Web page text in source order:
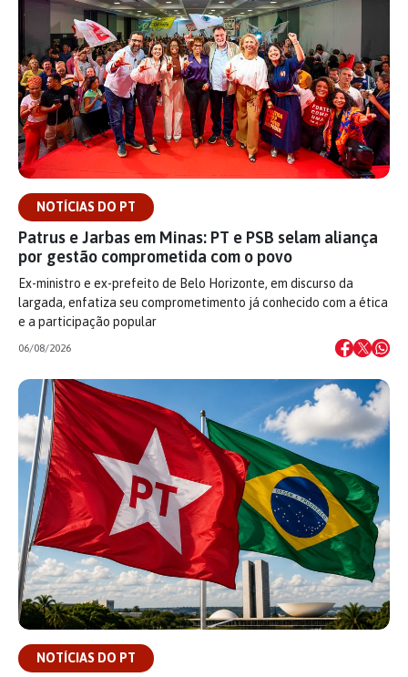
NOTÍCIAS DO PT
Patrus e Jarbas em Minas: PT e PSB selam aliança
por gestão comprometida com o povo
Ex-ministro e ex-prefeito de Belo Horizonte, em discurso da
largada, enfatiza seu comprometimento já conhecido com a ética
e a participação popular
06/08/2026
NOTÍCIAS DO PT